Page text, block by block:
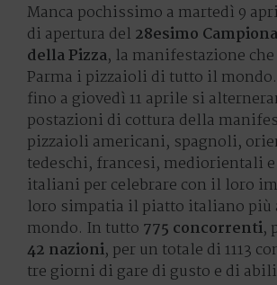
Manca pochissimo a martedì 9
di apertura del 28esimo
della Pizza, la manifestazione
Parma i pizzaioli di tutto il
fino a giovedì 11 aprile si
postazioni di cottura della
pizzaioli americani, spagnoli,
tedeschi, francesi, mediorientali
italiani per celebrare con il loro
loro simpatia il piatto italiano più
mondo. In tutto 775 concorrenti,
42 nazioni, per un totale di 1113
tre giorni di gare di gusto e di